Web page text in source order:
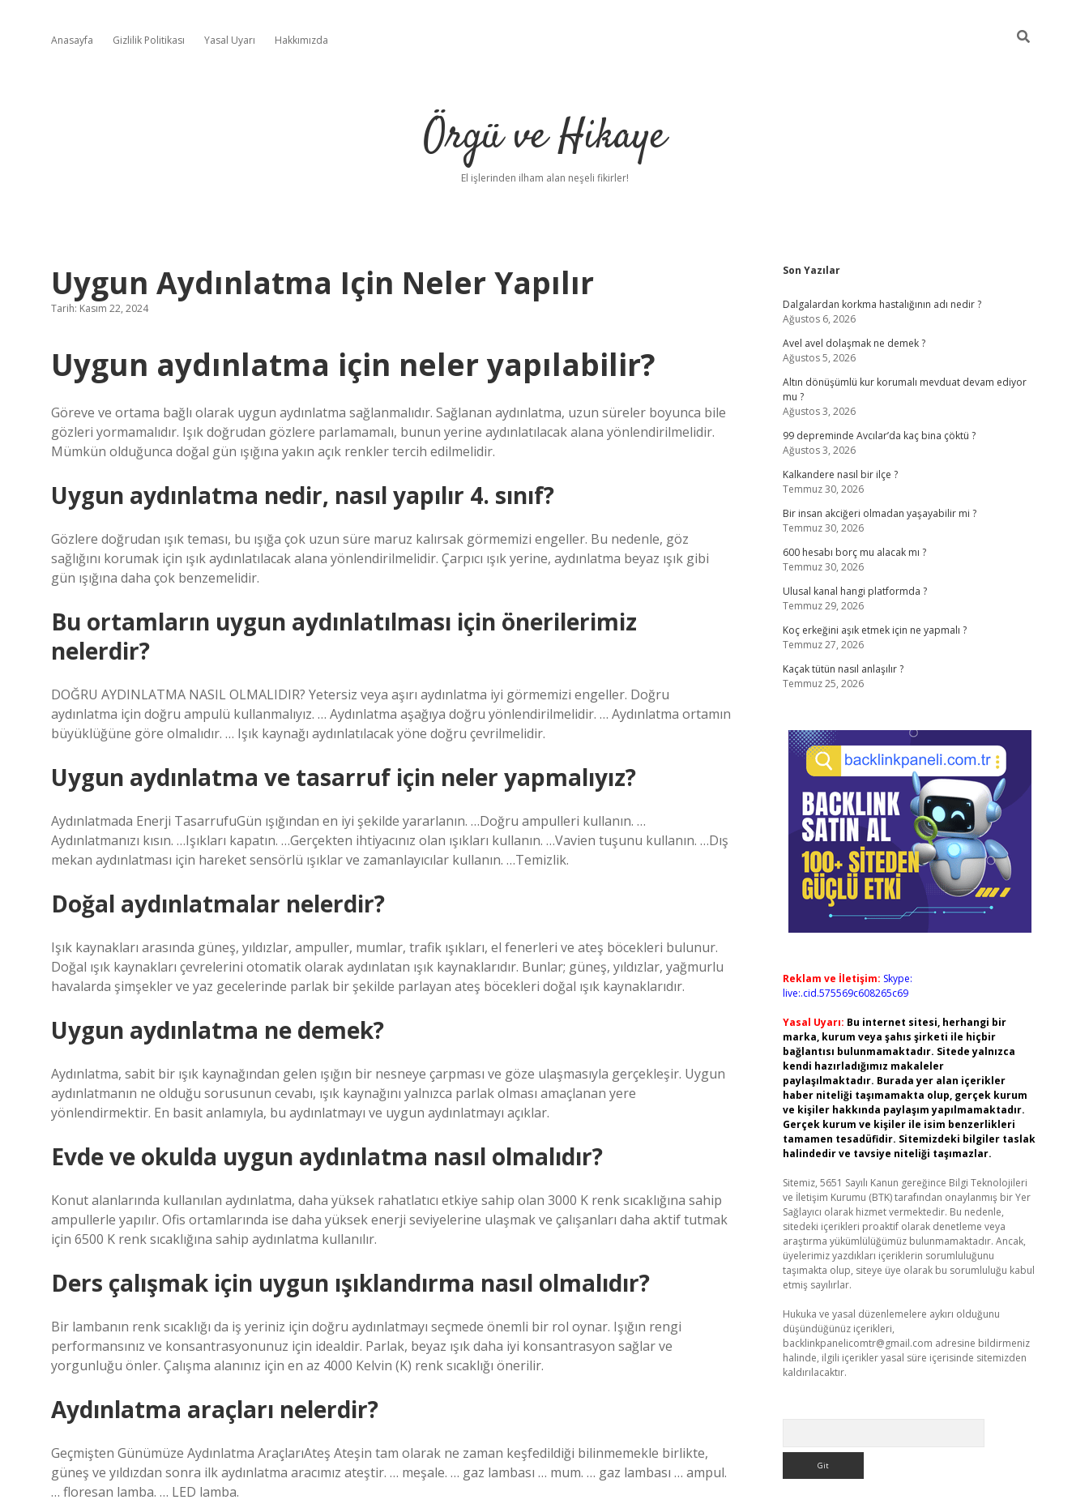
Anasayfa Gizlilik Politikası Yasal Uyarı Hakkımızda
Örgü ve Hikaye
El işlerinden ilham alan neşeli fikirler!
Uygun Aydınlatma Için Neler Yapılır
Tarih: Kasım 22, 2024
Uygun aydınlatma için neler yapılabilir?
Göreve ve ortama bağlı olarak uygun aydınlatma sağlanmalıdır. Sağlanan aydınlatma, uzun süreler boyunca bile
gözleri yormamalıdır. Işık doğrudan gözlere parlamamalı, bunun yerine aydınlatılacak alana yönlendirilmelidir.
Mümkün olduğunca doğal gün ışığına yakın açık renkler tercih edilmelidir.
Uygun aydınlatma nedir, nasıl yapılır 4. sınıf?
Gözlere doğrudan ışık teması, bu ışığa çok uzun süre maruz kalırsak görmemizi engeller. Bu nedenle, göz
sağlığını korumak için ışık aydınlatılacak alana yönlendirilmelidir. Çarpıcı ışık yerine, aydınlatma beyaz ışık gibi
gün ışığına daha çok benzemelidir.
Bu ortamların uygun aydınlatılması için önerilerimiz
nelerdir?
DOĞRU AYDINLATMA NASIL OLMALIDIR? Yetersiz veya aşırı aydınlatma iyi görmemizi engeller. Doğru
aydınlatma için doğru ampulü kullanmalıyız. … Aydınlatma aşağıya doğru yönlendirilmelidir. … Aydınlatma ortamın
büyüklüğüne göre olmalıdır. … Işık kaynağı aydınlatılacak yöne doğru çevrilmelidir.
Uygun aydınlatma ve tasarruf için neler yapmalıyız?
Aydınlatmada Enerji TasarrufuGün ışığından en iyi şekilde yararlanın. …Doğru ampulleri kullanın. …
Aydınlatmanızı kısın. …Işıkları kapatın. …Gerçekten ihtiyacınız olan ışıkları kullanın. …Vavien tuşunu kullanın. …Dış
mekan aydınlatması için hareket sensörlü ışıklar ve zamanlayıcılar kullanın. …Temizlik.
Doğal aydınlatmalar nelerdir?
Işık kaynakları arasında güneş, yıldızlar, ampuller, mumlar, trafik ışıkları, el fenerleri ve ateş böcekleri bulunur.
Doğal ışık kaynakları çevrelerini otomatik olarak aydınlatan ışık kaynaklarıdır. Bunlar; güneş, yıldızlar, yağmurlu
havalarda şimşekler ve yaz gecelerinde parlak bir şekilde parlayan ateş böcekleri doğal ışık kaynaklarıdır.
Uygun aydınlatma ne demek?
Aydınlatma, sabit bir ışık kaynağından gelen ışığın bir nesneye çarpması ve göze ulaşmasıyla gerçekleşir. Uygun
aydınlatmanın ne olduğu sorusunun cevabı, ışık kaynağını yalnızca parlak olması amaçlanan yere
yönlendirmektir. En basit anlamıyla, bu aydınlatmayı ve uygun aydınlatmayı açıklar.
Evde ve okulda uygun aydınlatma nasıl olmalıdır?
Konut alanlarında kullanılan aydınlatma, daha yüksek rahatlatıcı etkiye sahip olan 3000 K renk sıcaklığına sahip
ampullerle yapılır. Ofis ortamlarında ise daha yüksek enerji seviyelerine ulaşmak ve çalışanları daha aktif tutmak
için 6500 K renk sıcaklığına sahip aydınlatma kullanılır.
Ders çalışmak için uygun ışıklandırma nasıl olmalıdır?
Bir lambanın renk sıcaklığı da iş yeriniz için doğru aydınlatmayı seçmede önemli bir rol oynar. Işığın rengi
performansınız ve konsantrasyonunuz için idealdir. Parlak, beyaz ışık daha iyi konsantrasyon sağlar ve
yorgunluğu önler. Çalışma alanınız için en az 4000 Kelvin (K) renk sıcaklığı önerilir.
Aydınlatma araçları nelerdir?
Geçmişten Günümüze Aydınlatma AraçlarıAteş Ateşin tam olarak ne zaman keşfedildiği bilinmemekle birlikte,
güneş ve yıldızdan sonra ilk aydınlatma aracımız ateştir. … meşale. … gaz lambası … mum. … gaz lambası … ampul.
… floresan lamba. … LED lamba.
Sidebar
Son Yazılar
Dalgalardan korkma hastalığının adı nedir ?
Ağustos 6, 2026
Avel avel dolaşmak ne demek ?
Ağustos 5, 2026
Altın dönüşümlü kur korumalı mevduat devam ediyor
mu ?
Ağustos 3, 2026
99 depreminde Avcılar’da kaç bina çöktü ?
Ağustos 3, 2026
Kalkandere nasıl bir ilçe ?
Temmuz 30, 2026
Bir insan akciğeri olmadan yaşayabilir mi ?
Temmuz 30, 2026
600 hesabı borç mu alacak mı ?
Temmuz 30, 2026
Ulusal kanal hangi platformda ?
Temmuz 29, 2026
Koç erkeğini aşık etmek için ne yapmalı ?
Temmuz 27, 2026
Kaçak tütün nasıl anlaşılır ?
Temmuz 25, 2026
Reklam ve İletişim: Skype:
live:.cid.575569c608265c69
Yasal Uyarı: Bu internet sitesi, herhangi bir
marka, kurum veya şahıs şirketi ile hiçbir
bağlantısı bulunmamaktadır. Sitede yalnızca
kendi hazırladığımız makaleler
paylaşılmaktadır. Burada yer alan içerikler
haber niteliği taşımamakta olup, gerçek kurum
ve kişiler hakkında paylaşım yapılmamaktadır.
Gerçek kurum ve kişiler ile isim benzerlikleri
tamamen tesadüfidir. Sitemizdeki bilgiler taslak
halindedir ve tavsiye niteliği taşımazlar.
Sitemiz, 5651 Sayılı Kanun gereğince Bilgi Teknolojileri
ve İletişim Kurumu (BTK) tarafından onaylanmış bir Yer
Sağlayıcı olarak hizmet vermektedir. Bu nedenle,
sitedeki içerikleri proaktif olarak denetleme veya
araştırma yükümlülüğümüz bulunmamaktadır. Ancak,
üyelerimiz yazdıkları içeriklerin sorumluluğunu
taşımakta olup, siteye üye olarak bu sorumluluğu kabul
etmiş sayılırlar.
Hukuka ve yasal düzenlemelere aykırı olduğunu
düşündüğünüz içerikleri,
backlinkpanelicomtr@gmail.com adresine bildirmeniz
halinde, ilgili içerikler yasal süre içerisinde sitemizden
kaldırılacaktır.